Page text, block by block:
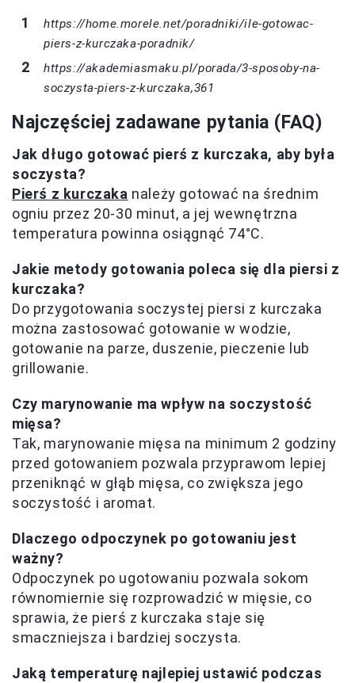
https://home.morele.net/poradniki/ile-gotowac-
piers-z-kurczaka-poradnik/
https://akademiasmaku.pl/porada/3-sposoby-na-
soczysta-piers-z-kurczaka,361
Najczęściej zadawane pytania (FAQ)
Jak długo gotować pierś z kurczaka, aby była
soczysta?
Pierś z kurczaka należy gotować na średnim
ogniu przez 20-30 minut, a jej wewnętrzna
temperatura powinna osiągnąć 74°C.
Jakie metody gotowania poleca się dla piersi z
kurczaka?
Do przygotowania soczystej piersi z kurczaka
można zastosować gotowanie w wodzie,
gotowanie na parze, duszenie, pieczenie lub
grillowanie.
Czy marynowanie ma wpływ na soczystość
mięsa?
Tak, marynowanie mięsa na minimum 2 godziny
przed gotowaniem pozwala przyprawom lepiej
przeniknąć w głąb mięsa, co zwiększa jego
soczystość i aromat.
Dlaczego odpoczynek po gotowaniu jest
ważny?
Odpoczynek po ugotowaniu pozwala sokom
równomiernie się rozprowadzić w mięsie, co
sprawia, że pierś z kurczaka staje się
smaczniejsza i bardziej soczysta.
Jaką temperaturę najlepiej ustawić podczas